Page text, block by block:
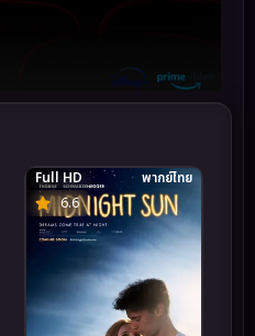
6.6
Full HD พากย์ไทย